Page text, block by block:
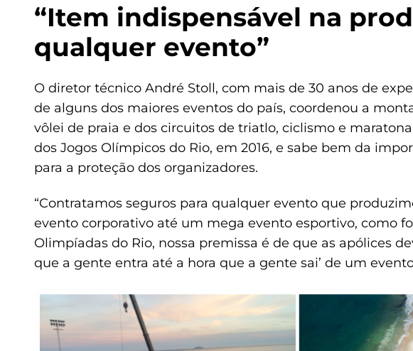
“Item indispensável na
qualquer evento”
O diretor técnico André Stoll, com mais de 30 anos de
de alguns dos maiores eventos do país, coordenou a
vôlei de praia e dos circuitos de triatlo, ciclismo e
dos Jogos Olímpicos do Rio, em 2016, e sabe bem da
para a proteção dos organizadores.
“Contratamos seguros para qualquer evento que
evento corporativo até um mega evento esportivo, como
Olimpíadas do Rio, nossa premissa é de que as apólices
que a gente entra até a hora que a gente sai’ de um